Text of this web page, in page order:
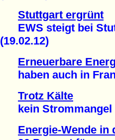
Stuttgart ergrünt
EWS steigt bei
(19.02.12)
Erneuerbare
haben auch in
Trotz Kälte
kein Strommangel
Energie-Wende in